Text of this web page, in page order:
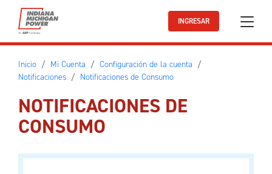
Ir al contenido principal
INGRESAR
Inicio Mi Cuenta
Configuración de la cuenta
Notificaciones
Notificaciones de Consumo
NOTIFICACIONES DE
CONSUMO